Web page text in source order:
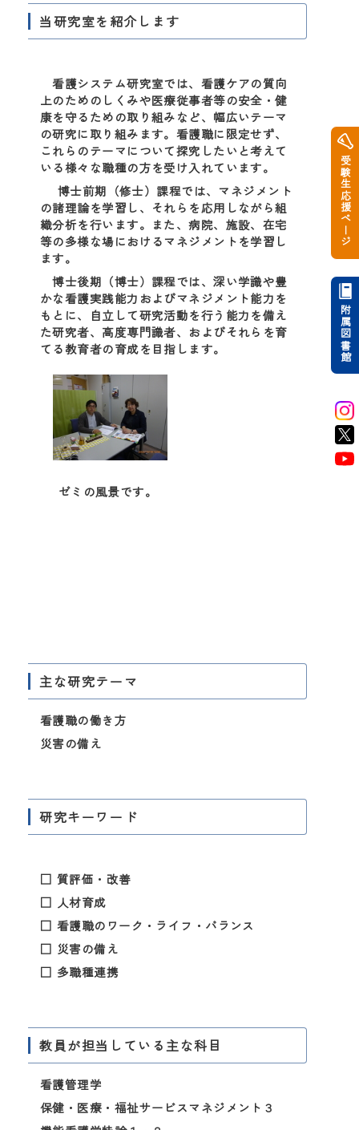
当研究室を紹介します
看護システム研究室では、看護ケアの質向
上のためのしくみや医療従事者等の安全・健
康を守るための取り組みなど、幅広いテーマ
の研究に取り組みます。看護職に限定せず、
これらのテーマについて探究したいと考えて
いる様々な職種の方を受け入れています。
博士前期（修士）課程では、マネジメント
の諸理論を学習し、それらを応用しながら組
織分析を行います。また、病院、施設、在宅
等の多様な場におけるマネジメントを学習し
ます。
博士後期（博士）課程では、深い学識や豊
かな看護実践能力およびマネジメント能力を
もとに、自立して研究活動を行う能力を備え
た研究者、高度専門識者、およびそれらを育
てる教育者の育成を目指します。
ゼミの風景です。
主な研究テーマ
看護職の働き方
災害の備え
研究キーワード
□ 質評価・改善
□ 人材育成
□ 看護職のワーク・ライフ・バランス
□ 災害の備え
□ 多職種連携
教員が担当している主な科目
看護管理学
保健・医療・福祉サービスマネジメント３
受験生応援ページ
附属図書館